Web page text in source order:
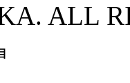
ALL